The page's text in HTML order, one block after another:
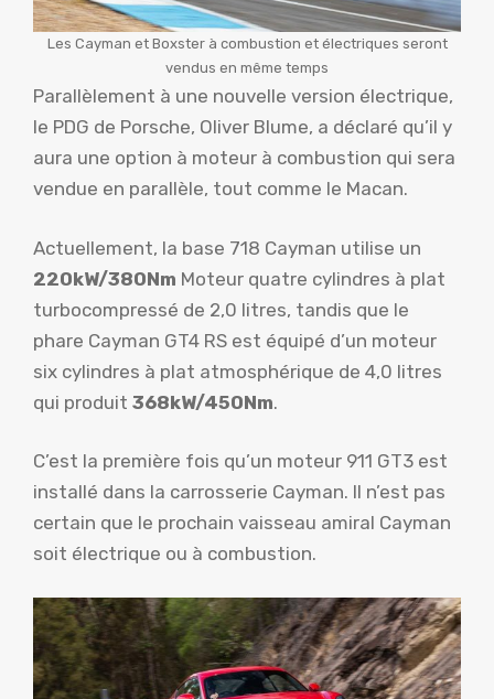
Les Cayman et Boxster à combustion et électriques seront
vendus en même temps
Parallèlement à une nouvelle version électrique,
le PDG de Porsche, Oliver Blume, a déclaré qu’il y
aura une option à moteur à combustion qui sera
vendue en parallèle, tout comme le Macan.
Actuellement, la base 718 Cayman utilise un
220kW/380Nm Moteur quatre cylindres à plat
turbocompressé de 2,0 litres, tandis que le
phare Cayman GT4 RS est équipé d’un moteur
six cylindres à plat atmosphérique de 4,0 litres
qui produit 368kW/450Nm.
C’est la première fois qu’un moteur 911 GT3 est
installé dans la carrosserie Cayman. Il n’est pas
certain que le prochain vaisseau amiral Cayman
soit électrique ou à combustion.